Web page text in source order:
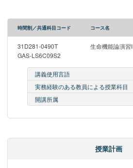
時間割／共通科目コード コース名
31D281-0490T
GAS-LS6C09S2
生命機能論演習I
講義使用言語
実務経験のある教員による授業科目
開講所属
授業計画